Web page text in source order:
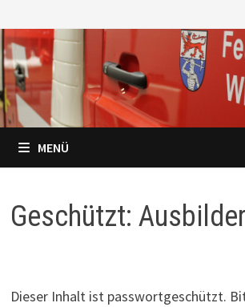
Inhalt
springen
MENÜ
Geschützt: Ausbilder
Dieser Inhalt ist passwortgeschützt.